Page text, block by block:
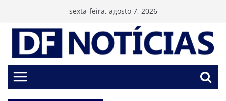
conteúdo
sexta-feira, agosto 7, 2026